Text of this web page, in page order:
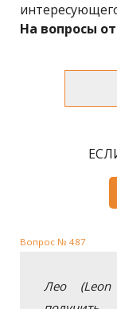
ПОДАТЬ
На вопросы
Вопрос № 487
Лео (Leon